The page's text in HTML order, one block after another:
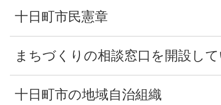
十日町市民憲章
まちづくりの相談窓口を開設し
十日町市の地域自治組織